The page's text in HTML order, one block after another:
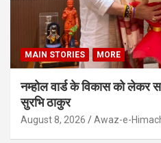
MAIN STORIES MORE
नम्होल वार्ड के विकास को लेकर
सुरभि ठाकुर
August 8, 2026 Awaz-e-